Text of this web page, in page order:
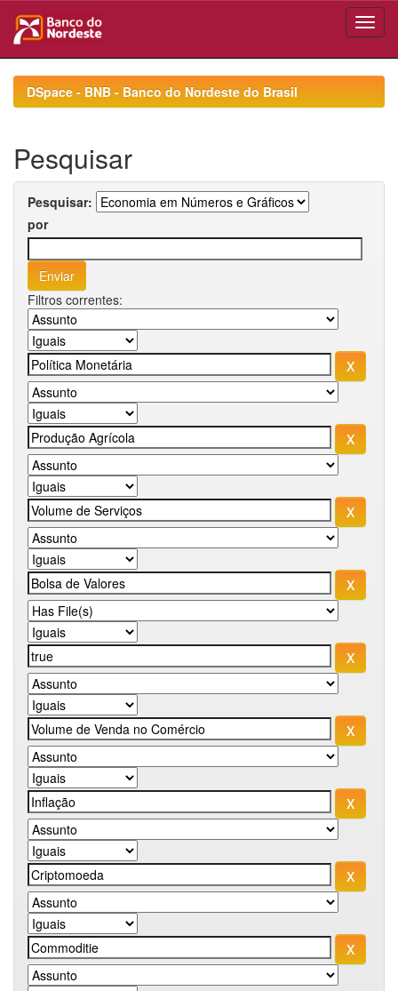
navigationDSpace - BNB - Banco do Nordeste do Brasil
Pesquisar
Pesquisar:
por
Filtros correntes: